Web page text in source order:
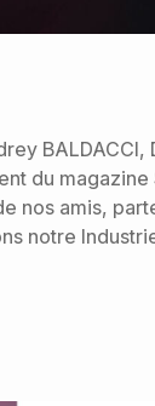
du
nos amis,
notre